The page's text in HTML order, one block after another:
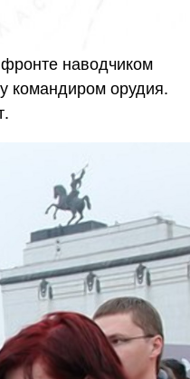
наводчиком
командиром орудия.